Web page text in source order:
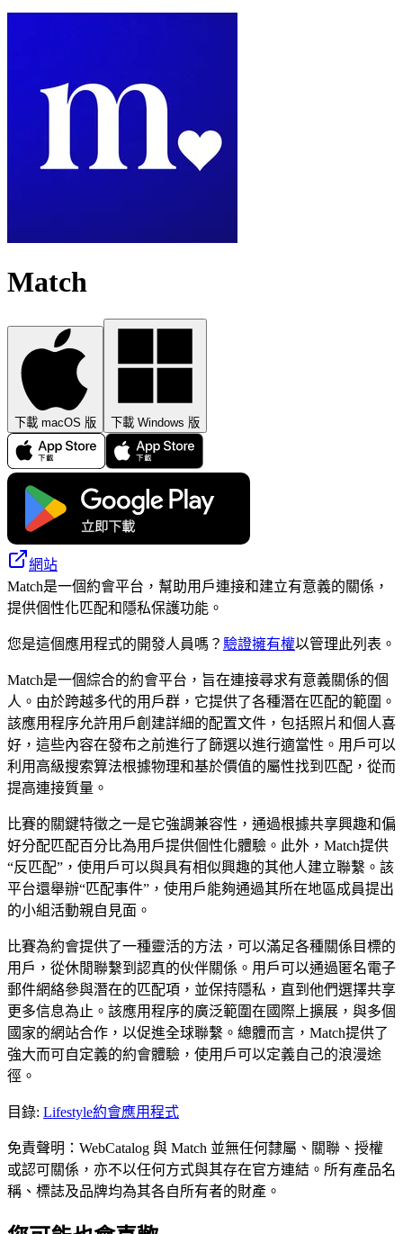
Match
下載 macOS 版 下載 Windows 版
網站
Match是一個約會平台，幫助用戶連接和建立有意義的關係，
提供個性化匹配和隱私保護功能。
您是這個應用程式的開發人員嗎？ 驗證擁有權以管理此列表。
Match是一個綜合的約會平台，旨在連接尋求有意義關係的個
人。由於跨越多代的用戶群，它提供了各種潛在匹配的範圍。
該應用程序允許用戶創建詳細的配置文件，包括照片和個人喜
好，這些內容在發布之前進行了篩選以進行適當性。用戶可以
利用高級搜索算法根據物理和基於價值的屬性找到匹配，從而
提高連接質量。
比賽的關鍵特徵之一是它強調兼容性，通過根據共享興趣和偏
好分配匹配百分比為用戶提供個性化體驗。此外，Match提供
“反匹配”，使用戶可以與具有相似興趣的其他人建立聯繫。該
平台還舉辦“匹配事件”，使用戶能夠通過其所在地區成員提出
的小組活動親自見面。
比賽為約會提供了一種靈活的方法，可以滿足各種關係目標的
用戶，從休閒聯繫到認真的伙伴關係。用戶可以通過匿名電子
郵件網絡參與潛在的匹配項，並保持隱私，直到他們選擇共享
更多信息為止。該應用程序的廣泛範圍在國際上擴展，與多個
國家的網站合作，以促進全球聯繫。總體而言，Match提供了
強大而可自定義的約會體驗，使用戶可以定義自己的浪漫途
徑。
目錄: Lifestyle約會應用程式
免責聲明：WebCatalog 與 Match 並無任何隸屬、關聯、授權
或認可關係，亦不以任何方式與其存在官方連結。所有產品名
稱、標誌及品牌均為其各自所有者的財產。